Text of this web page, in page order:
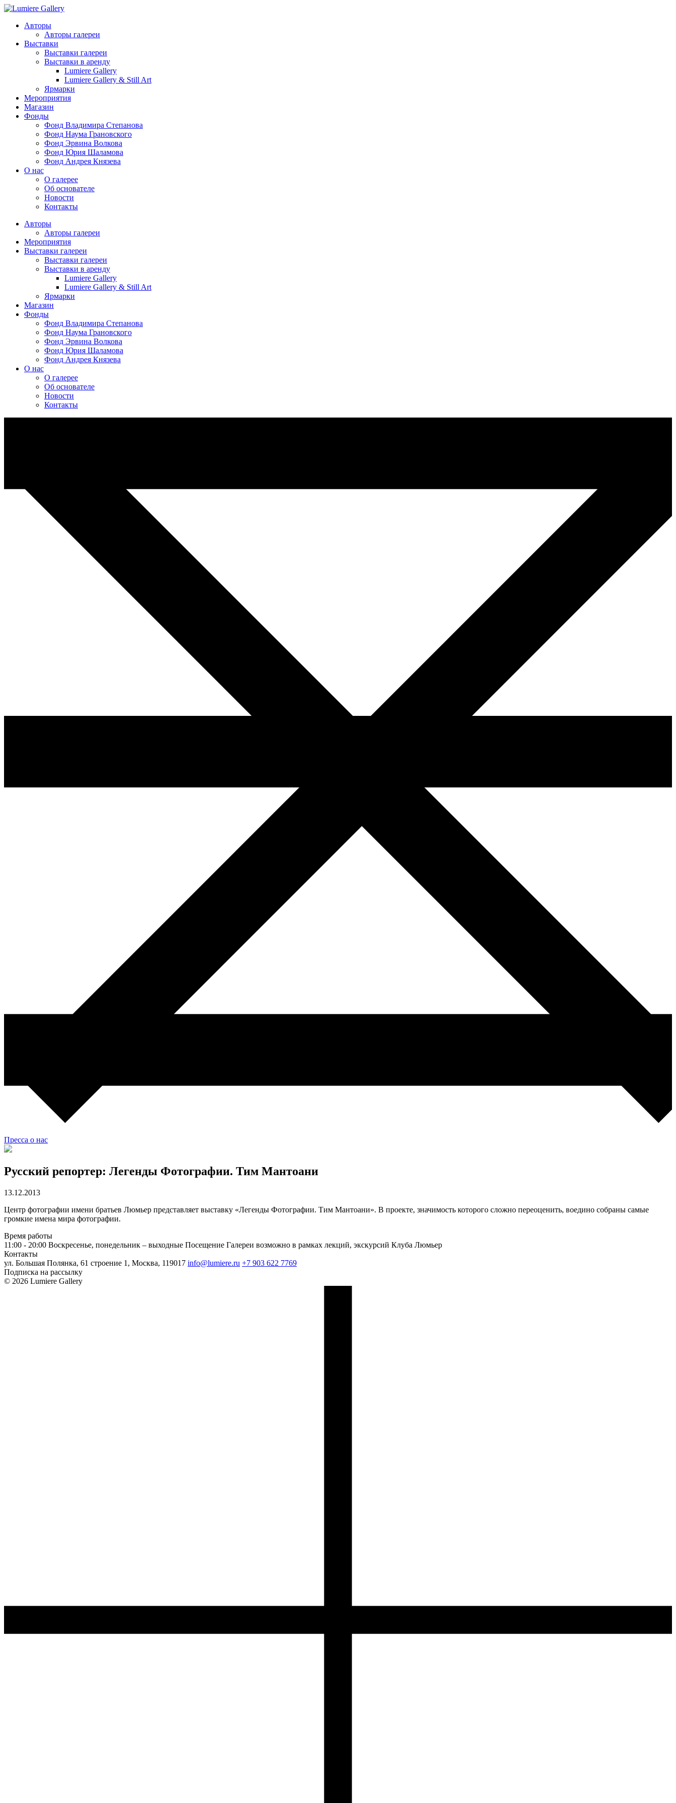
Авторы
Авторы галереи
Выставки
Выставки галереи
Выставки в аренду
Lumiere Gallery
Lumiere Gallery & Still Art
Ярмарки
Мероприятия
Магазин
Фонды
Фонд Владимира Степанова
Фонд Наума Грановского
Фонд Эрвина Волкова
Фонд Юрия Шаламова
Фонд Андрея Князева
О нас
О галерее
Об основателе
Новости
Контакты
Авторы
Авторы галереи
Мероприятия
Выставки галереи
Выставки галереи
Выставки в аренду
Lumiere Gallery
Lumiere Gallery & Still Art
Ярмарки
Магазин
Фонды
Фонд Владимира Степанова
Фонд Наума Грановского
Фонд Эрвина Волкова
Фонд Юрия Шаламова
Фонд Андрея Князева
О нас
О галерее
Об основателе
Новости
Контакты
Пресса о нас
Русский репортер: Легенды Фотографии. Тим Мантоани
13.12.2013
Центр фотографии имени братьев Люмьер представляет выставку «Легенды Фотографии. Тим Мантоани». В проекте, значимость которого сложно переоценить, воедино собраны самые
громкие имена мира фотографии.
Время работы
11:00 - 20:00 Воскресенье, понедельник – выходные Посещение Галереи возможно в рамках лекций, экскурсий Клуба Люмьер
Контакты
ул. Большая Полянка, 61 строение 1, Москва, 119017 info@lumiere.ru +7 903 622 7769
Подписка на рассылку
© 2026 Lumiere Gallery